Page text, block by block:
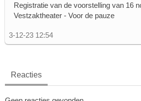
Registratie van de voorstelling van 16
Vestzaktheater - Voor de pauze
3-12-23 12:54
Reacties